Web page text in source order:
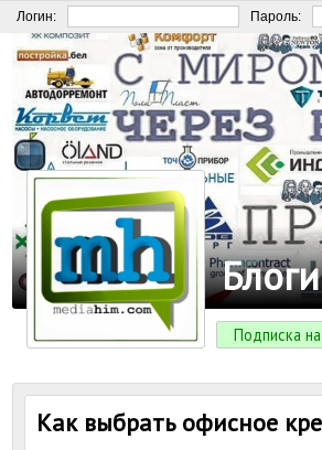
Логин: Пароль:
Блоги
Подписка
Как выбрать офисное